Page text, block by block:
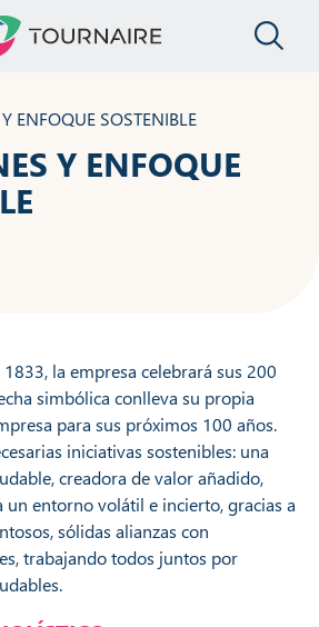
ENFOQUE SOSTENIBLE
Y ENFOQUE
la empresa celebrará sus 200
simbólica conlleva su propia
para sus próximos 100 años.
iniciativas sostenibles: una
creadora de valor añadido,
un entorno volátil e incierto, gracias a
sólidas alianzas con
trabajando todos juntos por